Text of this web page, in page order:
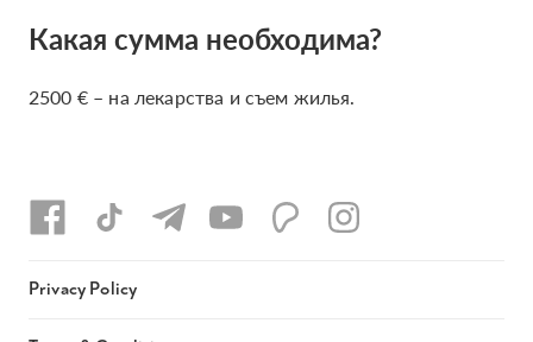
Какая сумма необходима?
2500 € – на лекарства и съем жилья.
Privacy Policy